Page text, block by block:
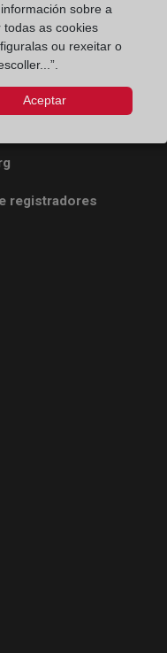
registradores
en ventana nueva)
en ventana nueva)
en ventana nueva)
en ventana nueva)
en ventana nueva)
en ventana nueva)
en ventana nueva)
sobre a
todas as cookies
ou rexeitar o
Aceptar